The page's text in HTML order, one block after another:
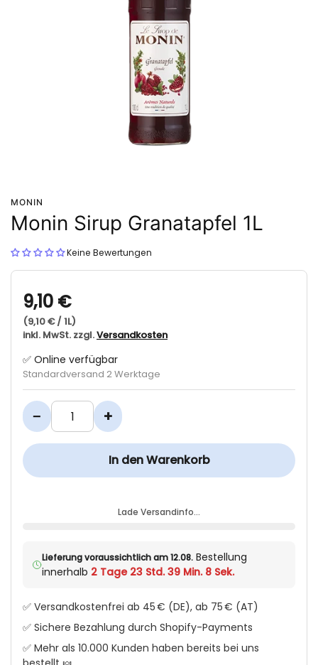
MONIN
Monin Sirup Granatapfel 1L
Keine Bewertungen
9,10 €
(9,10 € / 1L)
inkl. MwSt. zzgl.Versandkosten
✅ Online verfügbar
Standardversand 2 Werktage
− +
In den Warenkorb
Lade Versandinfo…
Lieferung voraussichtlich am 12.08.Bestellung
innerhalb 2 Tage 23 Std. 39 Min. 8 Sek.
✅ Versandkostenfrei ab 45 € (DE), ab 75 € (AT)
✅ Sichere Bezahlung durch Shopify-Payments
✅ Mehr als 10.000 Kunden haben bereits bei uns